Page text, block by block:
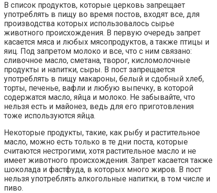
В список продуктов, которые церковь запрещает
употреблять в пищу во время постов, входят все, для
производства которых использовалось сырье
животного происхождения. В первую очередь запрет
касается мяса и любых мясопродуктов, а также птицы и
яиц. Под запретом молоко и все, что с ним связано:
сливочное масло, сметана, творог, кисломолочные
продукты и напитки, сыры. В пост запрещается
употреблять в пищу макароны, белый и сдобный хлеб,
торты, печенье, вафли и любую выпечку, в которой
содержатся масло, яйца и молоко. Не забывайте, что
нельзя есть и майонез, ведь для его приготовления
тоже используются яйца.
Некоторые продукты, такие, как рыбу и растительное
масло, можно есть только в те дни поста, которые
считаются нестрогими, хотя растительное масло и не
имеет животного происхождения. Запрет касается также
шоколада и фастфуда, в которых много жиров. В пост
нельзя употреблять алкогольные напитки, в том числе и
пиво.